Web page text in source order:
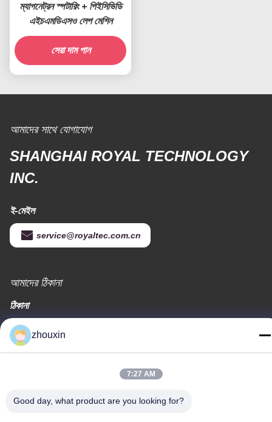
ম্যাগনেট্রন স্পটারিং + পিইসিভিডি
এইচএমডিএসও লেপ মেশিন
সেরা দাম পান
আমাদের সাথে যোগাযোগ
SHANGHAI ROYAL TECHNOLOGY
INC.
ই-মেইল
service@royaltec.com.cn
আমাদের ঠিকানা
ঠিকানা
টেলিফোন
zhouxin
7:27 AM
Good day, what product are you looking for?